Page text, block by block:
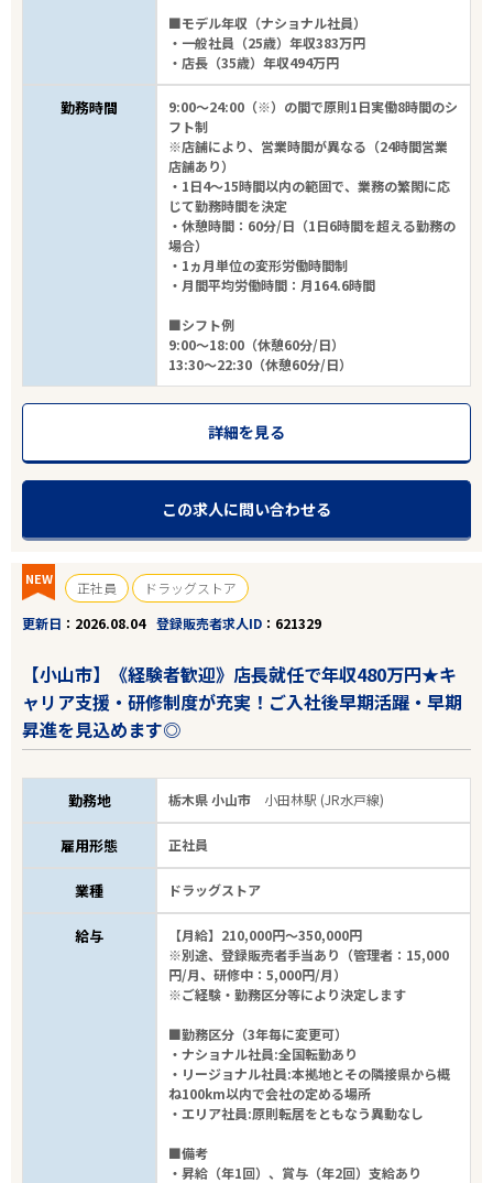
■モデル年収（ナショナル社員）
・一般社員（25歳）年収383万円
・店長（35歳）年収494万円
勤務時間
9:00～24:00（※）の間で原則1日実働8時間のシ
フト制
※店舗により、営業時間が異なる（24時間営業
店舗あり）
・1日4～15時間以内の範囲で、業務の繁閑に応
じて勤務時間を決定
・休憩時間：60分/日（1日6時間を超える勤務の
場合）
・1ヵ月単位の変形労働時間制
・月間平均労働時間：月164.6時間
■シフト例
9:00～18:00（休憩60分/日）
13:30～22:30（休憩60分/日）
詳細を見る
この求人に問い合わせる
NEW 正社員
ドラッグストア
更新日
2026.08.04 登録販売者求人ID 621329
【小山市】《経験者歓迎》店長就任で年収480万円★キ
ャリア支援・研修制度が充実！ご入社後早期活躍・早期
昇進を見込めます◎
勤務地 栃木県 小山市 小田林駅 (JR水戸線)
雇用形態 正社員
業種 ドラッグストア
給与
【月給】210,000円～350,000円
※別途、登録販売者手当あり（管理者：15,000
円/月、研修中：5,000円/月）
※ご経験・勤務区分等により決定します
■勤務区分（3年毎に変更可）
・ナショナル社員:全国転勤あり
・リージョナル社員:本拠地とその隣接県から概
ね100km以内で会社の定める場所
・エリア社員:原則転居をともなう異動なし
■備考
・昇給（年1回）、賞与（年2回）支給あり